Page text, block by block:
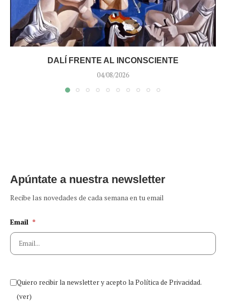
DALÍ FRENTE AL INCONSCIENTE
04/08/2026
Apúntate a nuestra newsletter
Recibe las novedades de cada semana en tu email
Email *
Quiero recibir la newsletter y acepto la Política de Privacidad.
(ver)